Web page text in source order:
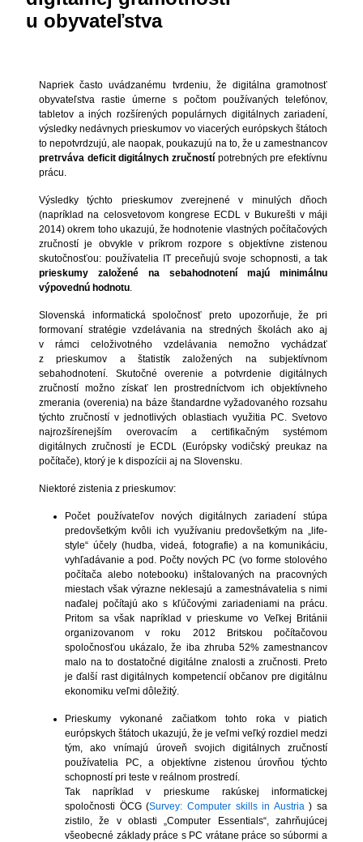
u obyvateľstva
Napriek často uvádzanému tvrdeniu, že digitálna gramotnosť
obyvateľstva rastie úmerne s počtom používaných telefónov,
tabletov a iných rozšírených populárnych digitálnych zariadení,
výsledky nedávnych prieskumov vo viacerých európskych štátoch
to nepotvrdzujú, ale naopak, poukazujú na to, že u zamestnancov
pretrváva deficit digitálnych zručností potrebných pre efektívnu
prácu.
Výsledky týchto prieskumov zverejnené v minulých dňoch
(napríklad na celosvetovom kongrese ECDL v Bukurešti v máji
2014) okrem toho ukazujú, že hodnotenie vlastných počítačových
zručností je obvykle v príkrom rozpore s objektívne zistenou
skutočnosťou: používatelia IT preceňujú svoje schopnosti, a tak
prieskumy založené na sebahodnotení majú minimálnu
výpovednú hodnotu.
Slovenská informatická spoločnosť preto upozorňuje, že pri
formovaní stratégie vzdelávania na stredných školách ako aj
v rámci celoživotného vzdelávania nemožno vychádzať
z prieskumov a štatistík založených na subjektívnom
sebahodnotení. Skutočné overenie a potvrdenie digitálnych
zručností možno získať len prostredníctvom ich objektívneho
zmerania (overenia) na báze štandardne vyžadovaného rozsahu
týchto zručností v jednotlivých oblastiach využitia PC. Svetovo
najrozšírenejším overovacím a certifikačným systémom
digitálnych zručností je ECDL (Európsky vodičský preukaz na
počítače), ktorý je k dispozícii aj na Slovensku.
Niektoré zistenia z prieskumov:
Počet používateľov nových digitálnych zariadení stúpa
predovšetkým kvôli ich využívaniu predovšetkým na „life-
style“ účely (hudba, videá, fotografie) a na komunikáciu,
vyhľadávanie a pod. Počty nových PC (vo forme stolového
počítača alebo notebooku) inštalovaných na pracovných
miestach však výrazne neklesajú a zamestnávatelia s nimi
naďalej počítajú ako s kľúčovými zariadeniami na prácu.
Pritom sa však napríklad v prieskume vo Veľkej Británii
organizovanom v roku 2012 Britskou počítačovou
spoločnosťou ukázalo, že iba zhruba 52% zamestnancov
malo na to dostatočné digitálne znalosti a zručnosti. Preto
je ďalší rast digitálnych kompetencií občanov pre digitálnu
ekonomiku veľmi dôležitý.
Prieskumy vykonané začiatkom tohto roka v piatich
európskych štátoch ukazujú, že je veľmi veľký rozdiel medzi
tým, ako vnímajú úroveň svojich digitálnych zručností
používatelia PC, a objektívne zistenou úrovňou týchto
schopností pri teste v reálnom prostredí.
Tak napríklad v prieskume rakúskej informatickej
spoločnosti ÖCG (Survey: Computer skills in Austria) sa
zistilo, že v oblasti „Computer Essentials“, zahrňujúcej
všeobecné základy práce s PC vrátane práce so súbormi a